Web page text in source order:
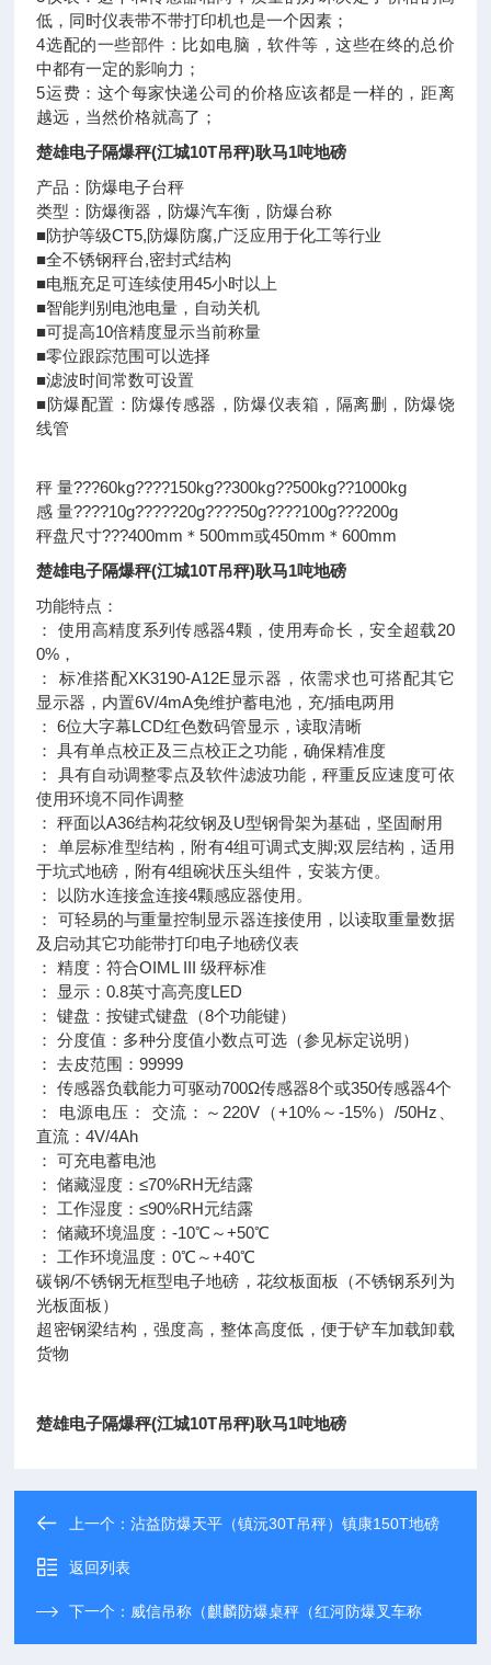
低，同时仪表带不带打印机也是一个因素；
4选配的一些部件：比如电脑，软件等，这些在终的总价
中都有一定的影响力；
5运费：这个每家快递公司的价格应该都是一样的，距离
越远，当然价格就高了；
楚雄电子隔爆秤(江城10T吊秤)耿马1吨地磅
产品：防爆电子台秤
类型：防爆衡器，防爆汽车衡，防爆台称
■防护等级CT5,防爆防腐,广泛应用于化工等行业
■全不锈钢秤台,密封式结构
■电瓶充足可连续使用45小时以上
■智能判别电池电量，自动关机
■可提高10倍精度显示当前称量
■零位跟踪范围可以选择
■滤波时间常数可设置
■防爆配置：防爆传感器，防爆仪表箱，隔离删，防爆饶
线管
秤 量???60kg????150kg??300kg??500kg??1000kg
感 量????10g?????20g????50g????100g???200g
秤盘尺寸???400mm＊500mm或450mm＊600mm
楚雄电子隔爆秤(江城10T吊秤)耿马1吨地磅
功能特点：
： 使用高精度系列传感器4颗，使用寿命长，安全超载20
0%，
： 标准搭配XK3190-A12E显示器，依需求也可搭配其它
显示器，内置6V/4mA免维护蓄电池，充/插电两用
： 6位大字幕LCD红色数码管显示，读取清晰
： 具有单点校正及三点校正之功能，确保精准度
： 具有自动调整零点及软件滤波功能，秤重反应速度可依
使用环境不同作调整
： 秤面以A36结构花纹钢及U型钢骨架为基础，坚固耐用
： 单层标准型结构，附有4组可调式支脚;双层结构，适用
于坑式地磅，附有4组碗状压头组件，安装方便。
： 以防水连接盒连接4颗感应器使用。
： 可轻易的与重量控制显示器连接使用，以读取重量数据
及启动其它功能带打印电子地磅仪表
： 精度：符合OIML III 级秤标准
： 显示：0.8英寸高亮度LED
： 键盘：按键式键盘（8个功能键）
： 分度值：多种分度值小数点可选（参见标定说明）
： 去皮范围：99999
： 传感器负载能力可驱动700Ω传感器8个或350传感器4个
： 电源电压： 交流：～220V（+10%～-15%）/50Hz、
直流：4V/4Ah
： 可充电蓄电池
： 储藏湿度：≤70%RH无结露
： 工作湿度：≤90%RH元结露
： 储藏环境温度：-10℃～+50℃
： 工作环境温度：0℃～+40℃
碳钢/不锈钢无框型电子地磅，花纹板面板（不锈钢系列为
光板面板）
超密钢梁结构，强度高，整体高度低，便于铲车加载卸载
货物
楚雄电子隔爆秤(江城10T吊秤)耿马1吨地磅
上一个：沾益防爆天平（镇沅30T吊秤）镇康150T地磅
返回列表
下一个： 威信吊称（麒麟防爆桌秤（红河防爆叉车称